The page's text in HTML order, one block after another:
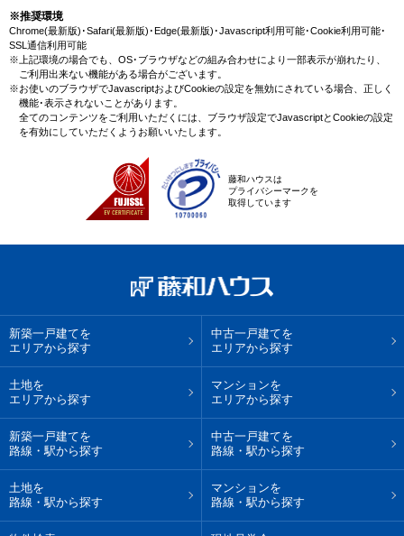
和ハウスで理想の新築一戸建て・マイホームを見つけませんか？
※推奨環境
Chrome(最新版)･Safari(最新版)･Edge(最新版)･Javascript利用可能･Cookie利用可能･
SSL通信利用可能
※上記環境の場合でも、OS･ブラウザなどの組み合わせにより一部表示が崩れたり、
ご利用出来ない機能がある場合がございます。
※お使いのブラウザでJavascriptおよびCookieの設定を無効にされている場合、正しく
機能･表示されないことがあります。
全てのコンテンツをご利用いただくには、ブラウザ設定でJavascriptとCookieの設定
を有効にしていただくようお願いいたします。
藤和ハウスは
プライバシーマークを
取得しています
新築一戸建てを
エリアから探す
中古一戸建てを
エリアから探す
土地を
エリアから探す
マンションを
エリアから探す
新築一戸建てを
路線・駅から探す
中古一戸建てを
路線・駅から探す
土地を
路線・駅から探す
マンションを
路線・駅から探す